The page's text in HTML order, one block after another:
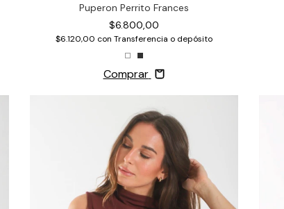
Puperon Perrito Frances
$6.800,00
$6.120,00 con Transferencia o depósito
Comprar